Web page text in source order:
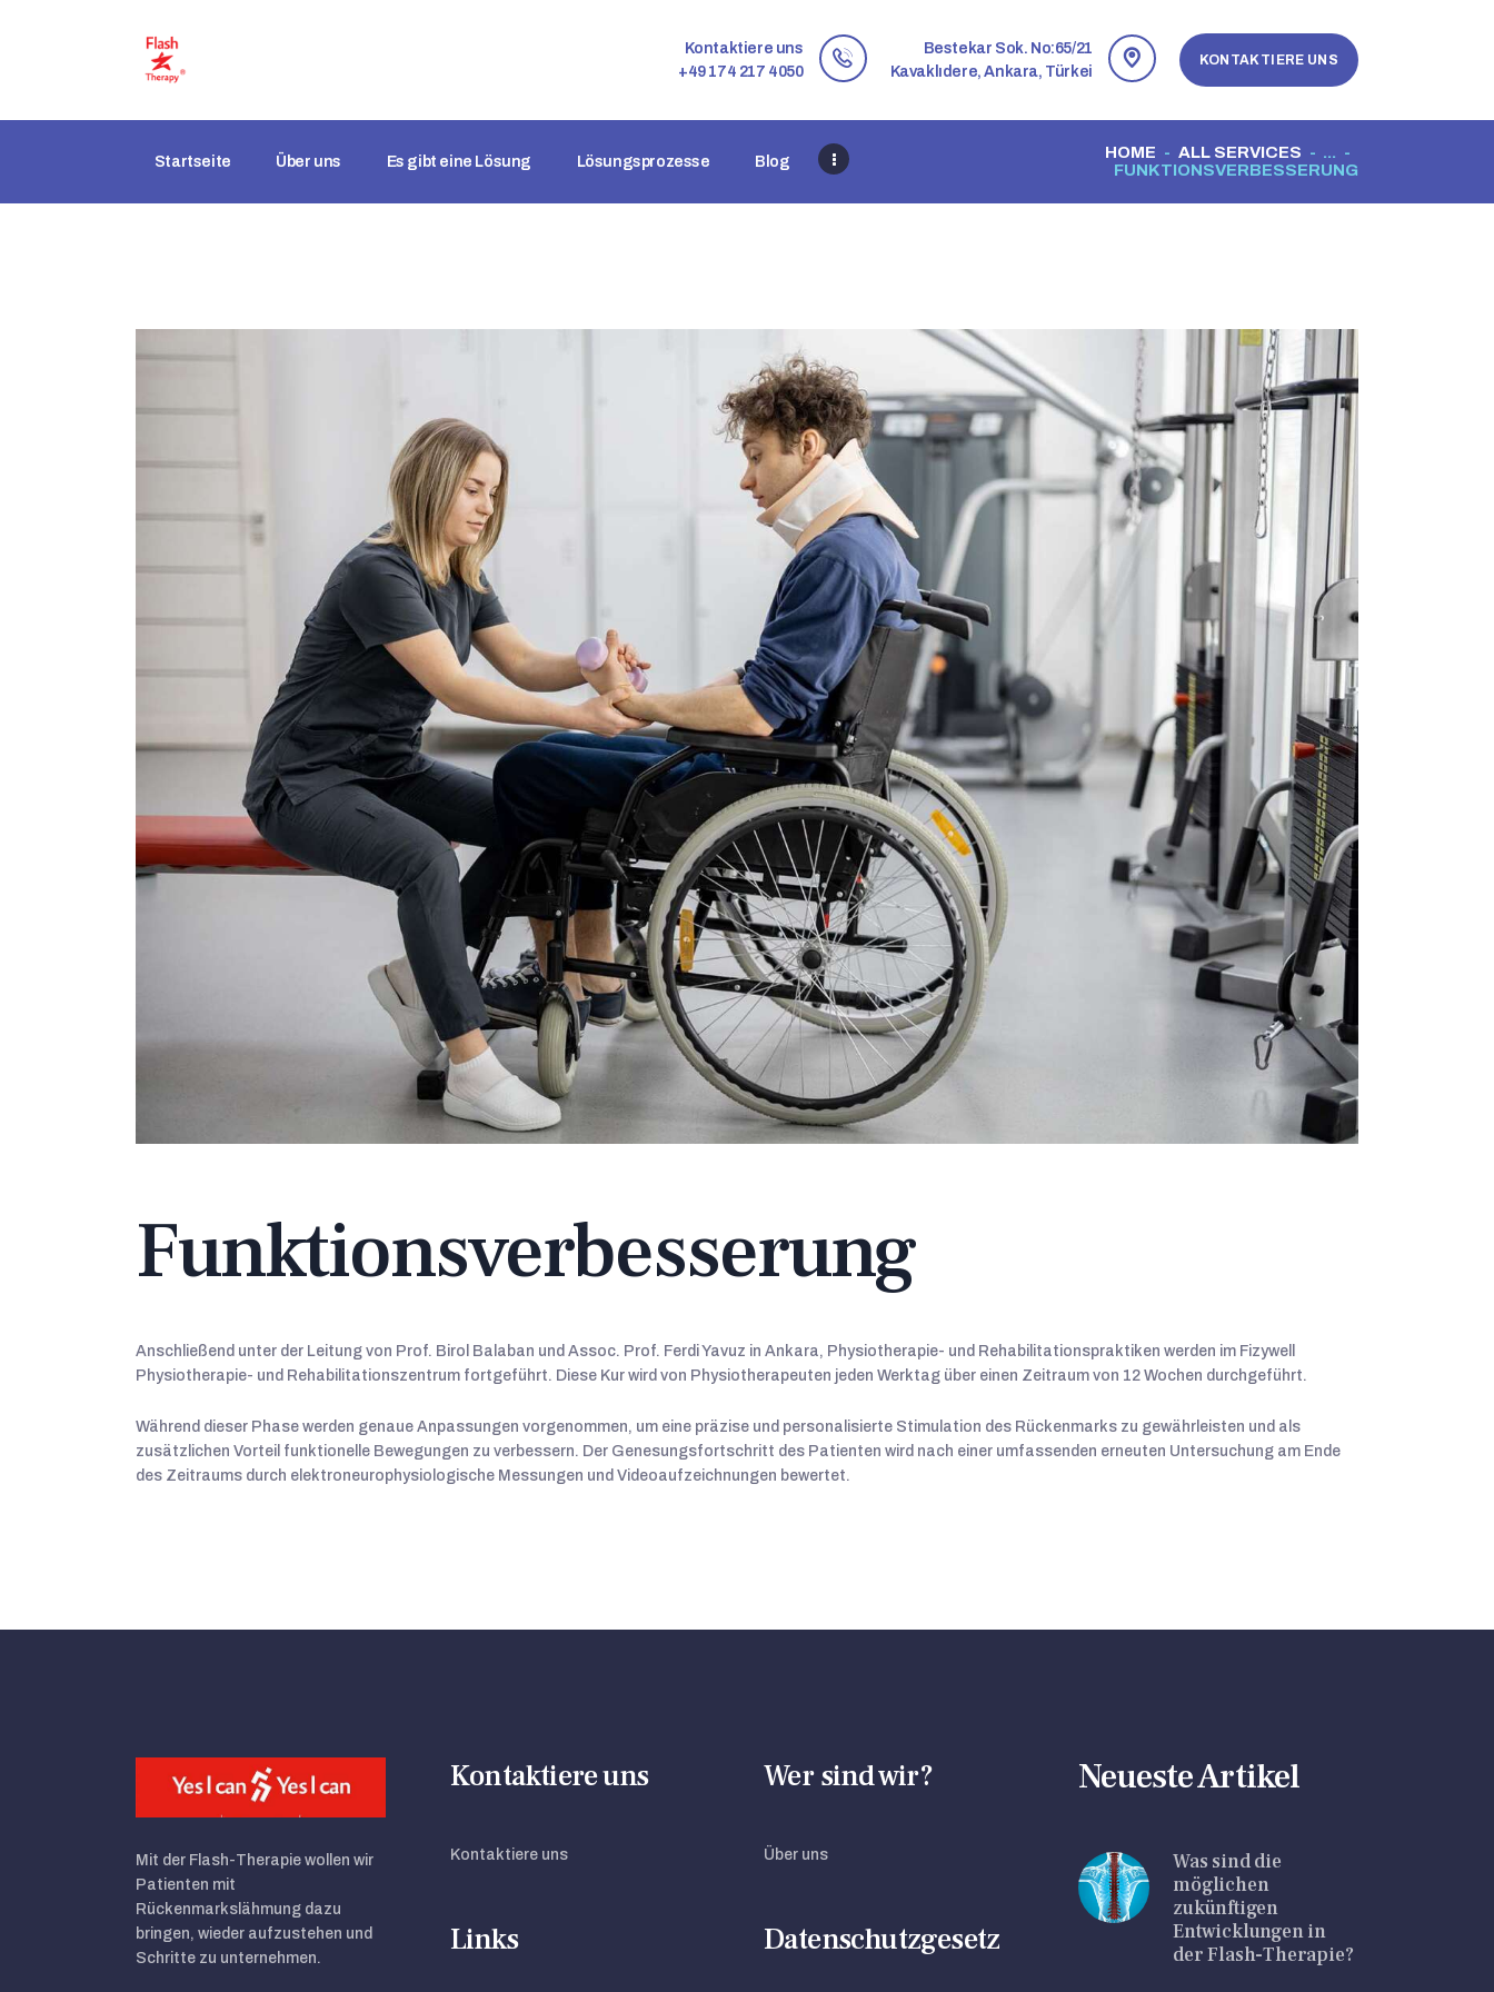
Kontaktiere uns
+49 174 217 4050
Bestekar Sok. No:65/21
Kavaklıdere, Ankara, Türkei
KONTAKTIERE UNS
Startseite Über uns Es gibt eine Lösung Lösungsprozesse Blog HOME ALL SERVICES
...
FUNKTIONSVERBESSERUNG
ÜBER UNS
ES GIBT EINE LÖSUNG
LÖSUNGSPROZESSE
Funktionsverbesserung
Anschließend unter der Leitung von Prof. Birol Balaban und Assoc. Prof. Ferdi Yavuz in Ankara, Physiotherapie- und Rehabilitationspraktiken werden im Fizywell
Physiotherapie- und Rehabilitationszentrum fortgeführt. Diese Kur wird von Physiotherapeuten jeden Werktag über einen Zeitraum von 12 Wochen durchgeführt.
Während dieser Phase werden genaue Anpassungen vorgenommen, um eine präzise und personalisierte Stimulation des Rückenmarks zu gewährleisten und als
zusätzlichen Vorteil funktionelle Bewegungen zu verbessern. Der Genesungsfortschritt des Patienten wird nach einer umfassenden erneuten Untersuchung am Ende
des Zeitraums durch elektroneurophysiologische Messungen und Videoaufzeichnungen bewertet.
Mit der Flash-Therapie wollen wir
Patienten mit
Rückenmarkslähmung dazu
bringen, wieder aufzustehen und
Schritte zu unternehmen.
Kontaktiere uns
Kontaktiere uns
Links
Wer sind wir?
Über uns
Datenschutzgesetz
Neueste Artikel
Was sind die
möglichen
zukünftigen
Entwicklungen in
der Flash-Therapie?